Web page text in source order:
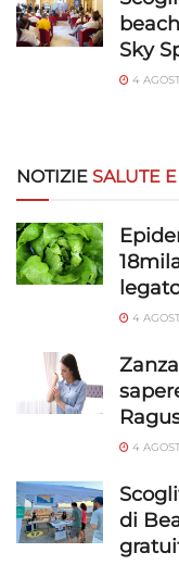
privacy.
Sky
4
NOTIZIE SALUTE
4
4
di